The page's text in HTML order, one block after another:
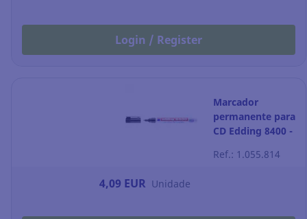
Login / Register
Marcador
permanente para
CD Edding 8400 -
1 mm - preto
Ref.: 1.055.814
4,09 EUR Unidade